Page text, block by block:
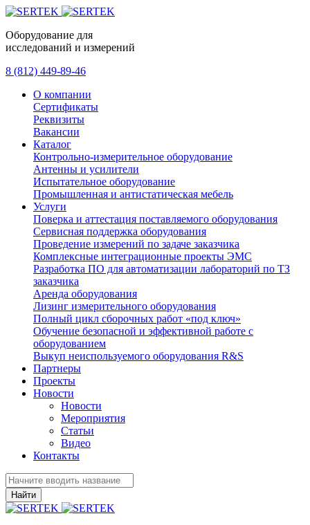
Оборудование для
исследований и измерений
8 (812) 449-89-46
О компании
Сертификаты
Реквизиты
Вакансии
Каталог
Контрольно-измерительное оборудование
Антенны и усилители
Испытательное оборудование
Промышленная и антистатическая мебель
Услуги
Поверка и аттестация поставляемого оборудования
Сервисная поддержка оборудования
Проведение измерений по задаче заказчика
Комплексные интеграционные проекты ЭМС
Разработка ПО для автоматизации лабораторий по ТЗ
заказчика
Аренда оборудования
Лизинг измерительного оборудования
Полный цикл сборочных работ «под ключ»
Обучение безопасной и эффективной работе с
оборудованием
Выкуп неиспользуемого оборудования R&S
Партнеры
Проекты
Новости
Новости
Мероприятия
Статьи
Видео
Контакты
Найти